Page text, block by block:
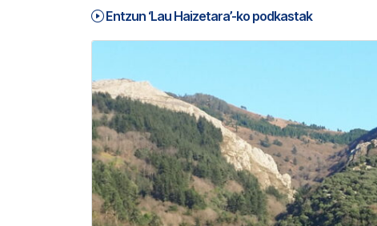
Entzun ‘Lau Haizetara’-ko podkastak